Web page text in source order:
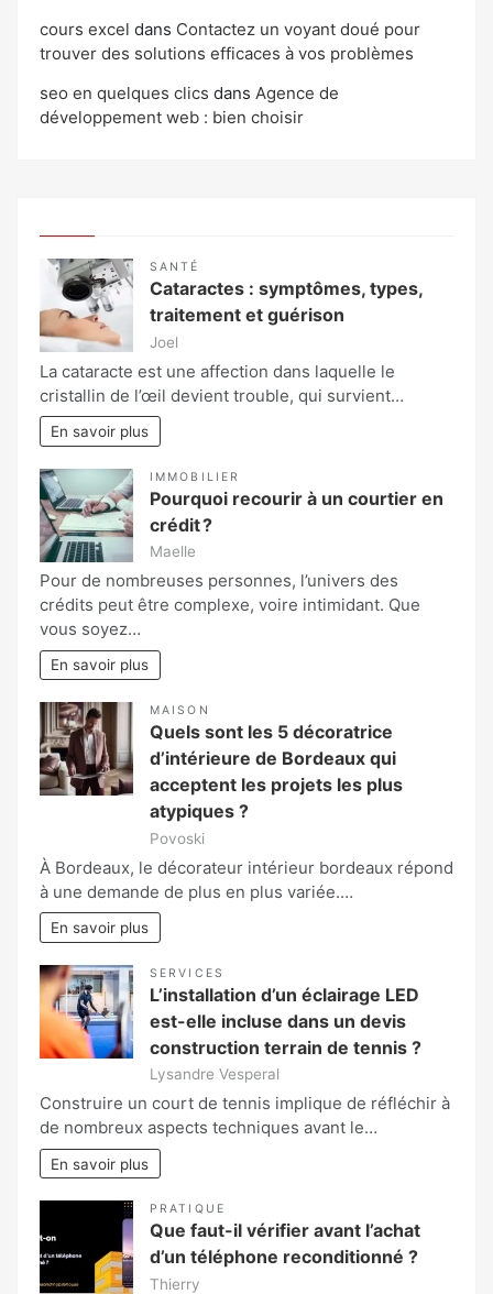
cours excel dans Contactez un voyant doué pour
trouver des solutions efficaces à vos problèmes
seo en quelques clics dans Agence de
développement web : bien choisir
SANTÉ
Cataractes : symptômes, types,
traitement et guérison
Joel
La cataracte est une affection dans laquelle le
cristallin de l’œil devient trouble, qui survient…
En savoir plus
IMMOBILIER
Pourquoi recourir à un courtier en
crédit ?
Maelle
Pour de nombreuses personnes, l’univers des
crédits peut être complexe, voire intimidant. Que
vous soyez…
En savoir plus
MAISON
Quels sont les 5 décoratrice
d’intérieure de Bordeaux qui
acceptent les projets les plus
atypiques ?
Povoski
À Bordeaux, le décorateur intérieur bordeaux répond
à une demande de plus en plus variée.…
En savoir plus
SERVICES
L’installation d’un éclairage LED
est-elle incluse dans un devis
construction terrain de tennis ?
Lysandre Vesperal
Construire un court de tennis implique de réfléchir à
de nombreux aspects techniques avant le…
En savoir plus
PRATIQUE
Que faut-il vérifier avant l’achat
d’un téléphone reconditionné ?
Thierry